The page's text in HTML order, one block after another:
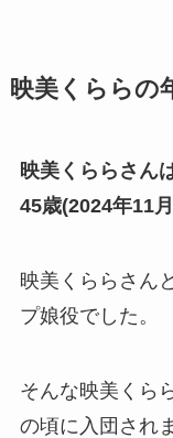
映美くららの
映美くららさん
45歳(2024年11
映美くららさん
プ娘役でした。
そんな映美くら
の頃に入団され